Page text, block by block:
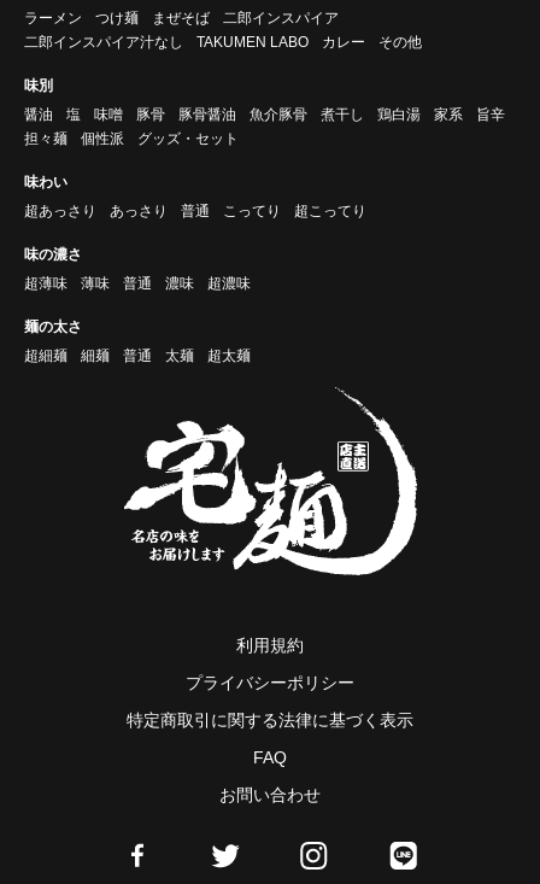
ラーメン
つけ麺 まぜそば
二郎インスパイア
二郎インスパイア汁なし
TAKUMEN LABO カレー その他
味別
醤油
塩 味噌 豚骨 豚骨醤油 魚介豚骨 煮干し 鶏白湯 家系
旨辛
担々麺
個性派 グッズ・セット
味わい
超あっさり
あっさり 普通 こってり 超こってり
味の濃さ
超薄味
薄味 普通 濃味 超濃味
麺の太さ
超細麺
細麺 普通 太麺 超太麺
利用規約
プライバシーポリシー
特定商取引に関する法律に基づく表示
FAQ
お問い合わせ